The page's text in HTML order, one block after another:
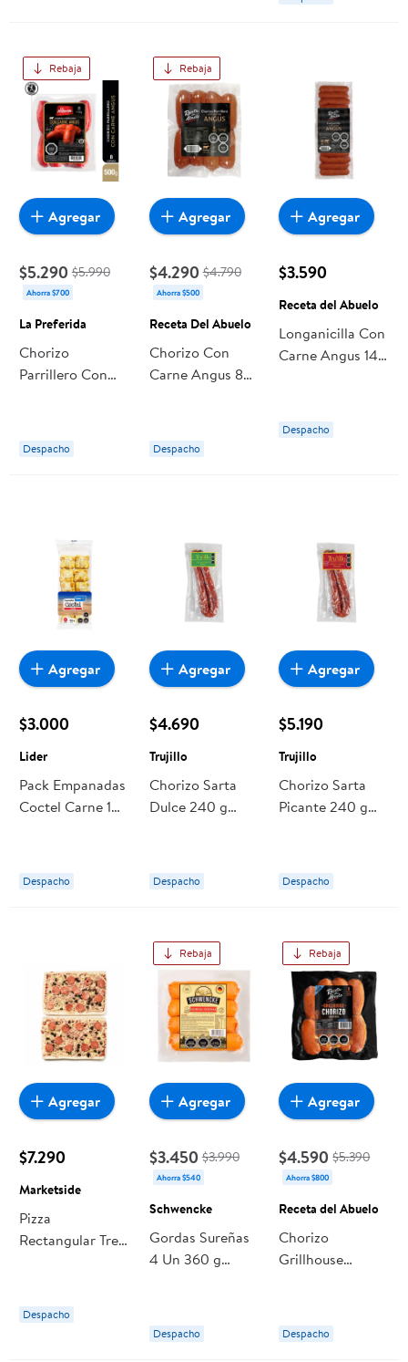
Rebaja
$5.290 $5.990
Ahorra $700
La Preferida
Chorizo
Parrillero Con
g La Preferida
Despacho
Agregar
Rebaja
$4.290 $4.790
Ahorra $500
Receta Del Abuelo
Chorizo Con
Carne Angus 8
Despacho
Agregar
$3.590
Receta del Abuelo
Longanicilla Con
Carne Angus 14
Despacho
Agregar
$3.000
Lider
Pack Empanadas
Coctel Carne 10
Despacho
Agregar
$4.690
Trujillo
Chorizo Sarta
Dulce 240 g
Despacho
Agregar
$5.190
Trujillo
Chorizo Sarta
Picante 240 g
Despacho
Agregar
$7.290
Marketside
Pizza
Rectangular Tres
Marketside
Despacho
Agregar
Rebaja
$3.450 $3.990
Ahorra $540
Schwencke
Gordas Sureñas
4 Un 360 g
Despacho
Agregar
Rebaja
$4.590 $5.390
Ahorra $800
Receta del Abuelo
Chorizo
Grillhouse
Abuelo
Despacho
Agregar